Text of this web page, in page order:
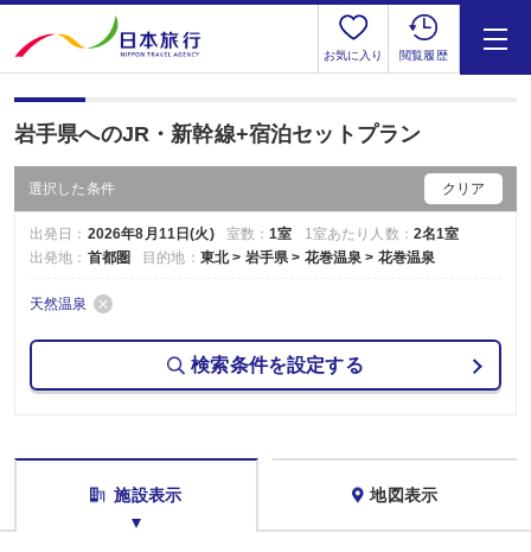
お気に入り 閲覧履歴
岩手県へのJR・新幹線+宿泊セットプラン
選択した条件 クリア
出発日： 2026年8月11日(火) 室数：1室 1室あたり人数： 2名1室
出発地： 首都圏 目的地： 東北 > 岩手県 > 花巻温泉 > 花巻温泉
天然温泉
検索条件を設定する
施設表示 地図表示